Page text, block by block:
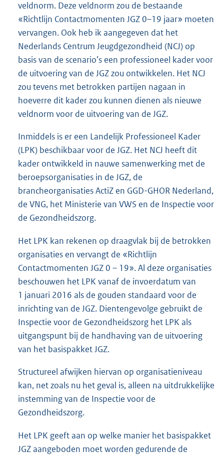
veldnorm. Deze veldnorm zou de bestaande
«Richtlijn Contactmomenten JGZ 0–19 jaar» moeten
vervangen. Ook heb ik aangegeven dat het
Nederlands Centrum Jeugdgezondheid (NCJ) op
basis van de scenario’s een professioneel kader voor
de uitvoering van de JGZ zou ontwikkelen. Het NCJ
zou tevens met betrokken partijen nagaan in
hoeverre dit kader zou kunnen dienen als nieuwe
veldnorm voor de uitvoering van de JGZ.
Inmiddels is er een Landelijk Professioneel Kader
(LPK) beschikbaar voor de JGZ. Het NCJ heeft dit
kader ontwikkeld in nauwe samenwerking met de
beroepsorganisaties in de JGZ, de
brancheorganisaties ActiZ en GGD-GHOR Nederland,
de VNG, het Ministerie van VWS en de Inspectie voor
de Gezondheidszorg.
Het LPK kan rekenen op draagvlak bij de betrokken
organisaties en vervangt de «Richtlijn
Contactmomenten JGZ 0 – 19». Al deze organisaties
beschouwen het LPK vanaf de invoerdatum van
1 januari 2016 als de gouden standaard voor de
inrichting van de JGZ. Dientengevolge gebruikt de
Inspectie voor de Gezondheidszorg het LPK als
uitgangspunt bij de handhaving van de uitvoering
van het basispakket JGZ.
Structureel afwijken hiervan op organisatieniveau
kan, net zoals nu het geval is, alleen na uitdrukkelijke
instemming van de Inspectie voor de
Gezondheidszorg.
Het LPK geeft aan op welke manier het basispakket
JGZ aangeboden moet worden gedurende de